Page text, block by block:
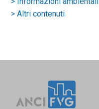
> Altri contenuti